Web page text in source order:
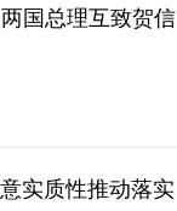
国总理互致贺信
实质性推动落实